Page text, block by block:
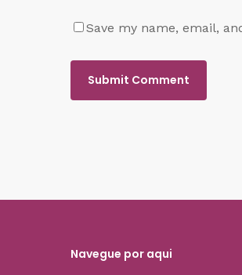
Save my name, email,
Navegue por aqui